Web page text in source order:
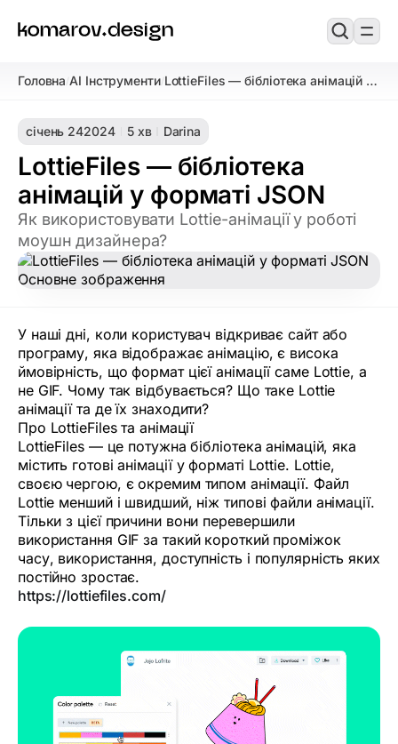
Головна/AI Інструменти/LottieFiles — бібліотека анімацій у
січень 242024 5 хв Darina
LottieFiles — бібліотека
анімацій у форматі JSON
Як використовувати Lottie-анімації у роботі
моушн дизайнера?
У наші дні, коли користувач відкриває сайт або
програму, яка відображає анімацію, є висока
ймовірність, що формат цієї анімації саме Lottie, а
не GIF. Чому так відбувається? Що таке Lottie
анімації та де їх знаходити?
Про LottieFiles та анімації
LottieFiles — це потужна бібліотека анімацій, яка
містить готові анімації у форматі Lottie. Lottie,
своєю чергою, є окремим типом анімації. Файл
Lottie менший і швидший, ніж типові файли анімації.
Тільки з цієї причини вони перевершили
використання GIF за такий короткий проміжок
часу, використання, доступність і популярність яких
постійно зростає.
https://lottiefiles.com/